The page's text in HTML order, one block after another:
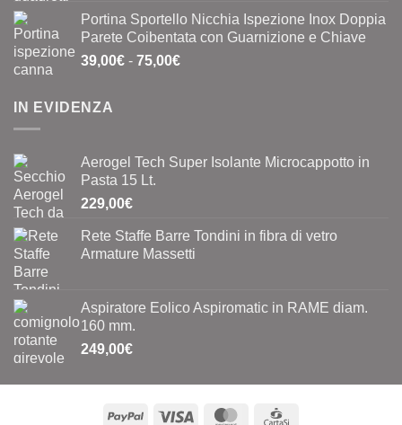
originale
era:
0,40€.
attuale
è:
0,20€.
Portina Sportello Nicchia Ispezione Inox Doppia
Parete Coibentata con Guarnizione e Chiave
39,00€ - 75,00€Fascia
75,00€
IN EVIDENZA
Aerogel Tech Super Isolante Microcappotto in
Pasta 15 Lt.
229,00€
Rete Staffe Barre Tondini in fibra di vetro
Armature Massetti
Aspiratore Eolico Aspiromatic in RAME diam.
160 mm.
249,00€
PayPal Visa MasterCard